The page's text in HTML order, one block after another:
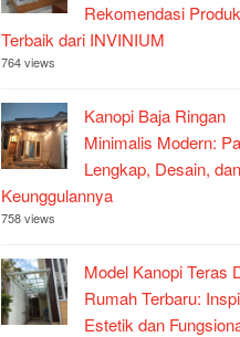
Rekomendasi Produk
Terbaik dari INVINIUM
764 views
Kanopi Baja Ringan
Minimalis Modern:
Lengkap, Desain, dan
Keunggulannya
758 views
Model Kanopi Teras
Rumah Terbaru:
Estetik dan